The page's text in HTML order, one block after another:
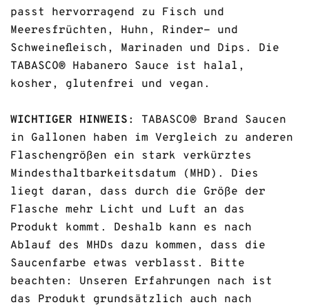
passt hervorragend zu Fisch und
Meeresfrüchten, Huhn, Rinder- und
Schweinefleisch, Marinaden und Dips. Die
TABASCO® Habanero Sauce ist halal,
kosher, glutenfrei und vegan.
WICHTIGER HINWEIS:
TABASCO® Brand Saucen
in Gallonen haben im Vergleich zu anderen
Flaschengrößen ein stark verkürztes
Mindesthaltbarkeitsdatum (MHD). Dies
liegt daran, dass durch die Größe der
Flasche mehr Licht und Luft an das
Produkt kommt. Deshalb kann es nach
Ablauf des MHDs dazu kommen, dass die
Saucenfarbe etwas verblasst. Bitte
beachten: Unseren Erfahrungen nach ist
das Produkt grundsätzlich auch nach